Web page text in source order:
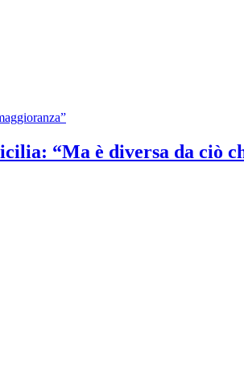
“Ma è diversa da ciò